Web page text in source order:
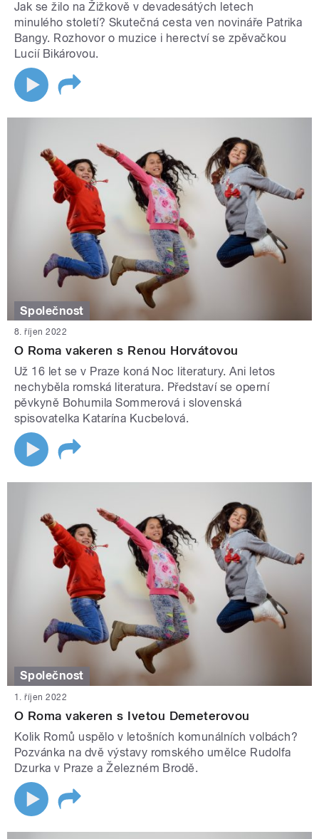
Jak se žilo na Žižkově v devadesátých letech
minulého století? Skutečná cesta ven novináře Patrika
Bangy. Rozhovor o muzice i herectví se zpěvačkou
Lucií Bikárovou.
Společnost
8. říjen 2022
O Roma vakeren s Renou Horvátovou
Už 16 let se v Praze koná Noc literatury. Ani letos
nechyběla romská literatura. Představí se operní
pěvkyně Bohumila Sommerová i slovenská
spisovatelka Katarína Kucbelová.
Společnost
1. říjen 2022
O Roma vakeren s Ivetou Demeterovou
Kolik Romů uspělo v letošních komunálních volbách?
Pozvánka na dvě výstavy romského umělce Rudolfa
Dzurka v Praze a Železném Brodě.